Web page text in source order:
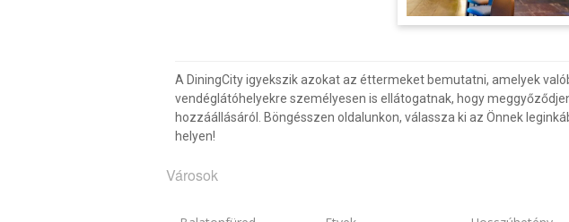
A DiningCity igyekszik azokat az éttermeket bemutatni, amelyek
vendéglátóhelyekre személyesen is ellátogatnak, hogy
hozzáállásáról. Böngésszen oldalunkon, válassza ki az Önnek
helyen!
Városok